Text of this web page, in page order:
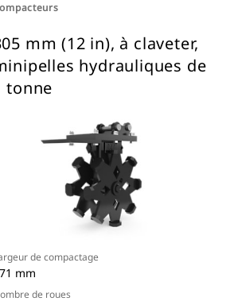
mm (12 in), à claveter,
hydrauliques de
tonne
de compactage
mm
de roues